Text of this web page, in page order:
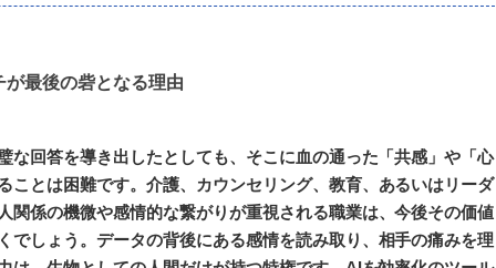
が最後の砦となる理由
な回答を導き出したとしても、そこに血の通った「共感」や「心
ことは困難です。介護、カウンセリング、教育、あるいはリーダ
関係の機微や感情的な繋がりが重視される職業は、今後その価値
でしょう。データの背後にある感情を読み取り、相手の痛みを理